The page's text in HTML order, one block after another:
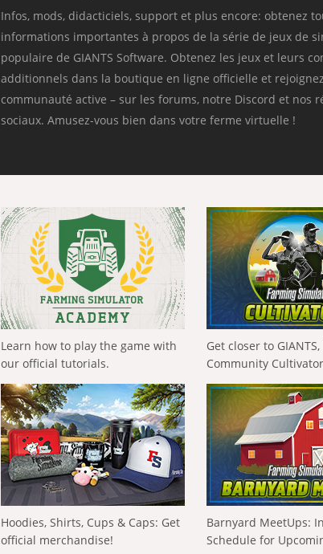
Infos, mods, didacticiels, support et plus encore: obtenez
informations importantes à propos de la série de jeux de
populaire de GIANTS Software. Obtenez les jeux et leurs
additionnels dans la boutique en ligne officielle et
communauté active – sur les forums, notre Discord et nos
sociaux. Amusez-vous bien dans votre ferme virtuelle !
Learn how to play the game with
our official tutorials.
Get closer to
Community
Hoodies, Shirts, Cups & Caps: Get
official merchandise!
Barnyard MeetUps:
Schedule for